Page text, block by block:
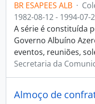
BR ESAPEES ALB ·
1982-08-12 - 1994-07-
A série é constituída
Governo Albuíno
eventos, reuniões,
Secretaria da